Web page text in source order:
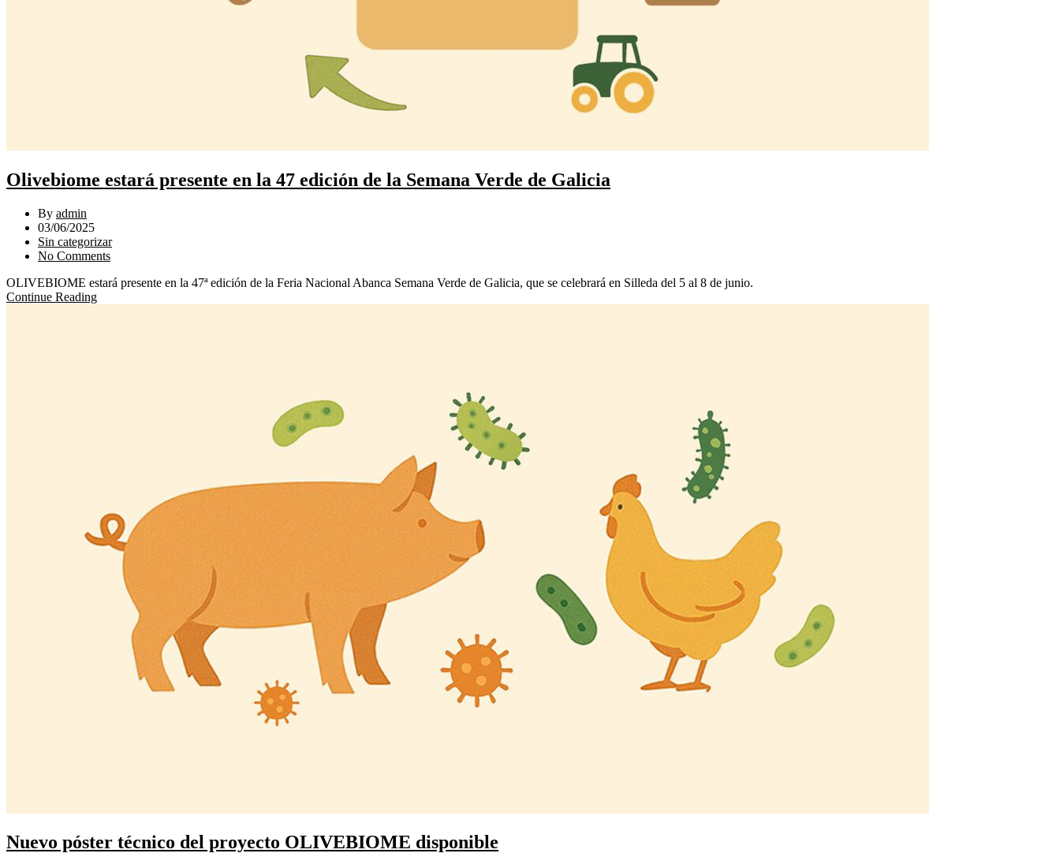
Olivebiome estará presente en la 47 edición de la Semana Verde de Galicia
By admin
03/06/2025
Sin categorizar
No Comments
OLIVEBIOME estará presente en la 47ª edición de la Feria Nacional Abanca Semana Verde de Galicia, que se celebrará en Silleda del 5 al 8 de junio.
Continue Reading
Nuevo póster técnico del proyecto OLIVEBIOME disponible